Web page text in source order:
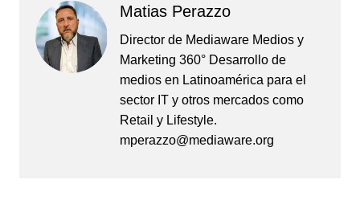
Matias Perazzo
Director de Mediaware Medios y
Marketing 360° Desarrollo de
medios en Latinoamérica para el
sector IT y otros mercados como
Retail y Lifestyle.
mperazzo@mediaware.org